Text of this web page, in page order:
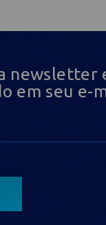
newsletter
em seu e-